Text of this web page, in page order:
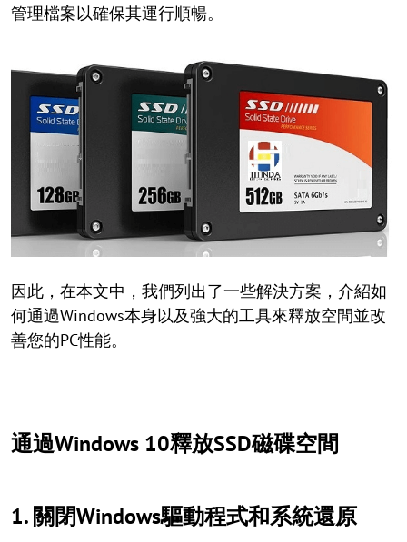
管理檔案以確保其運行順暢。
因此，在本文中，我們列出了一些解決方案，介紹如
何通過Windows本身以及強大的工具來釋放空間並改
善您的PC性能。
通過Windows 10釋放SSD磁碟空間
1. 關閉Windows驅動程式和系統還原